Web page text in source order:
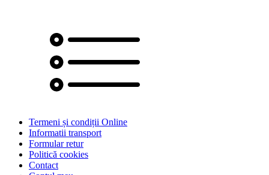
Termeni și condiții Online
Informatii transport
Formular retur
Politică cookies
Contact